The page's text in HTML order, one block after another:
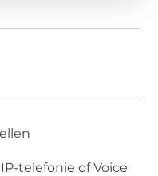
telefonie of Voice